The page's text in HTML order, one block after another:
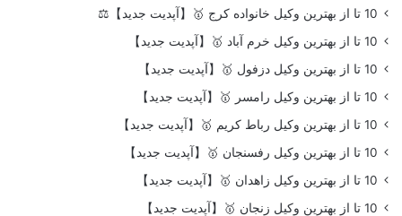
10 تا از بهترین وکیل خانواده کرج 🥇【آپدیت جدید】⚖️
10 تا از بهترین وکیل خرم آباد 🥇【آپدیت جدید】
10 تا از بهترین وکیل دزفول 🥇【آپدیت جدید】
10 تا از بهترین وکیل رامسر 🥇【آپدیت جدید】
10 تا از بهترین وکیل رباط کریم 🥇【آپدیت جدید】
10 تا از بهترین وکیل رفسنجان 🥇【آپدیت جدید】
10 تا از بهترین وکیل زاهدان 🥇【آپدیت جدید】
10 تا از بهترین وکیل زنجان 🥇【آپدیت جدید】